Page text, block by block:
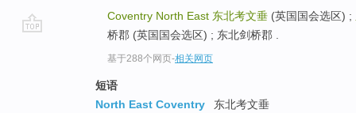
Coventry North East 东北考文垂 (英国国会选区) ;
桥郡 (英国国会选区) ; 东北剑桥郡 .
基于288个网页-相关网页
短语
North East Coventry
东北考文垂